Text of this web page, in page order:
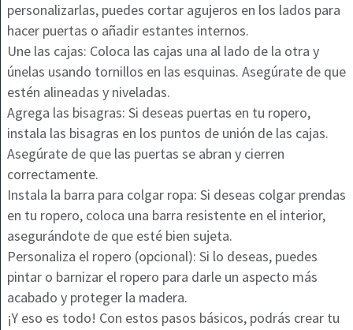
personalizarlas, puedes cortar agujeros en los lados para
hacer puertas o añadir estantes internos.
Une las cajas: Coloca las cajas una al lado de la otra y
únelas usando tornillos en las esquinas. Asegúrate de que
estén alineadas y niveladas.
Agrega las bisagras: Si deseas puertas en tu ropero,
instala las bisagras en los puntos de unión de las cajas.
Asegúrate de que las puertas se abran y cierren
correctamente.
Instala la barra para colgar ropa: Si deseas colgar prendas
en tu ropero, coloca una barra resistente en el interior,
asegurándote de que esté bien sujeta.
Personaliza el ropero (opcional): Si lo deseas, puedes
pintar o barnizar el ropero para darle un aspecto más
acabado y proteger la madera.
¡Y eso es todo! Con estos pasos básicos, podrás crear tu